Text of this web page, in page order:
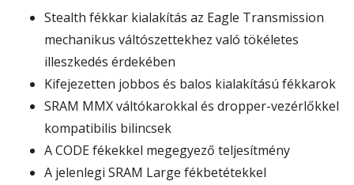
Stealth fékkar kialakítás az Eagle Transmission
mechanikus váltószettekhez való tökéletes
illeszkedés érdekében
Kifejezetten jobbos és balos kialakítású fékkarok
SRAM MMX váltókarokkal és dropper-vezérlőkkel
kompatibilis bilincsek
A CODE fékekkel megegyező teljesítmény
A jelenlegi SRAM Large fékbetétekkel